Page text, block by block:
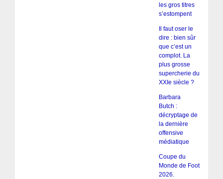
les gros titres
s’estompent
Il faut oser le
dire : bien sûr
que c’est un
complot. La
plus grosse
supercherie du
XXIe siècle ?
Barbara
Butch :
décryptage de
la dernière
offensive
médiatique
Coupe du
Monde de Foot
2026.